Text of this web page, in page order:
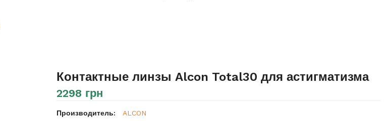
Контактные линзы Alcon Total30 для астигматизма
2298 грн
Производитель:
ALCON